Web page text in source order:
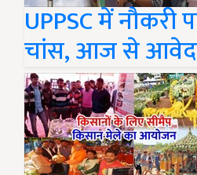
UPPSC में नौकरी
चांस, आज से आवेदन